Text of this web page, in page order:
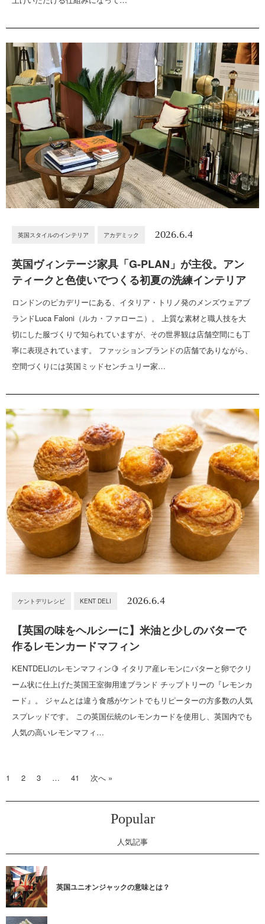
英国スタイルのインテリア アカデミック 2026.6.4
英国ヴィンテージ家具「G-PLAN」が主役。アン
ティークと色使いでつくる初夏の洗練インテリア
ロンドンのピカデリーにある、イタリア・トリノ発のメンズウェアブ
ランドLuca Faloni（ルカ・ファローニ）。 上質な素材と職人技を大
切にした服づくりで知られていますが、その世界観は店舗空間にも丁
寧に表現されています。 ファッションブランドの店舗でありながら、
空間づくりには英国ミッドセンチュリー家…
ケントデリレシピ KENT DELI 2026.6.4
【英国の味をヘルシーに】米油と少しのバターで
作るレモンカードマフィン
KENTDELIのレモンマフィン🍋 イタリア産レモンにバターと卵でクリ
ーム状に仕上げた英国王室御用達ブランド チップトリーの『レモンカ
ード』。 ジャムとは違う食感がケントでもリピーターの方多数の人気
スプレッドです。 この英国伝統のレモンカードを使用し、英国内でも
人気の高いレモンマフィ…
1 2 3 … 41 次へ »
Popular
人気記事
英国ユニオンジャックの意味とは？